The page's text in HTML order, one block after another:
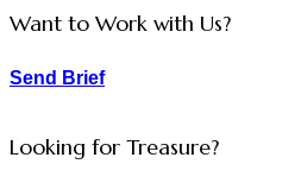
Want to Work with Us?
Send Brief
Looking for Treasure?